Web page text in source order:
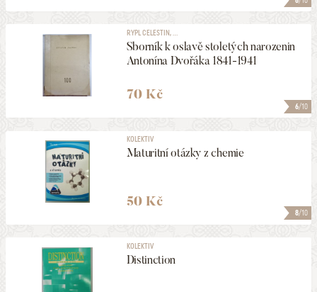
6/10
RYPL CELESTIN, ...
Sborník k oslavě stoletých narozenin
Antonína Dvořáka 1841-1941
70 Kč
8/10
KOLEKTIV
Maturitní otázky z chemie
50 Kč
KOLEKTIV
Distinction